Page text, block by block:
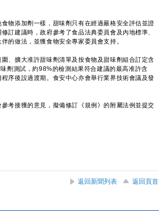
添加劑一樣，甜味劑只有在經過嚴格安全評估並證
訂建議時，政府參考了食品法典委員會及內地標準、
的做法，並獲食物安全專家委員會支持。
擴大准許甜味劑清單及按食物及甜味劑組合訂定含
劑測試，約98%的檢測結果符合建議的最高准許含
序後設過渡期。食安中心亦會舉行業界技術會議及發
接獲的意見，擬備修訂《規例》的附屬法例並提交
返回新聞列表
返回頁首